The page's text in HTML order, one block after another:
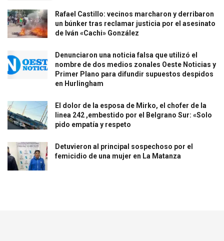
Rafael Castillo: vecinos marcharon y derribaron
un búnker tras reclamar justicia por el asesinato
de Iván «Cachi» González
Denunciaron una noticia falsa que utilizó el
nombre de dos medios zonales Oeste Noticias y
Primer Plano para difundir supuestos despidos
en Hurlingham
El dolor de la esposa de Mirko, el chofer de la
linea 242 ,embestido por el Belgrano Sur: «Solo
pido empatía y respeto
Detuvieron al principal sospechoso por el
femicidio de una mujer en La Matanza